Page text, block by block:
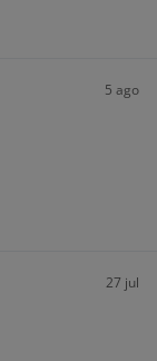
5 ago
27 jul